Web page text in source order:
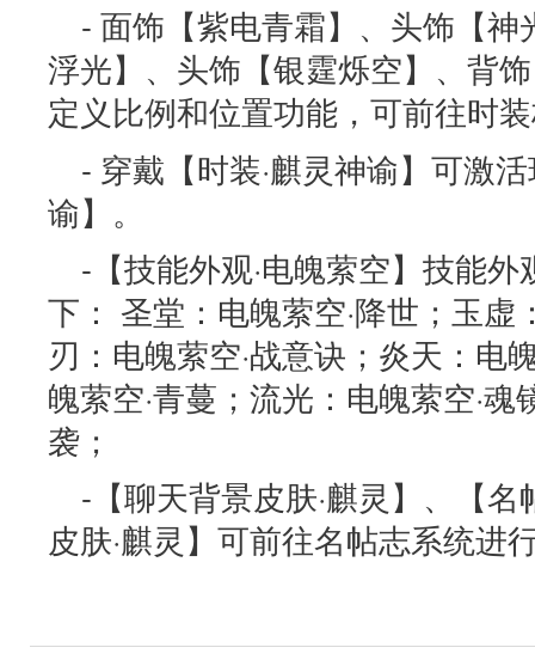
- 面饰【紫电青霜】、头饰【
浮光】、头饰【银霆烁空】、背
定义比例和位置功能，可前往时
- 穿戴【时装·麒灵神谕】可激
谕】。
-【技能外观·电魄萦空】技能
下： 圣堂：电魄萦空·降世；玉虚
刃：电魄萦空·战意诀；炎天：电
魄萦空·青蔓；流光：电魄萦空·魂
袭；
-【聊天背景皮肤·麒灵】、【
皮肤·麒灵】可前往名帖志系统进